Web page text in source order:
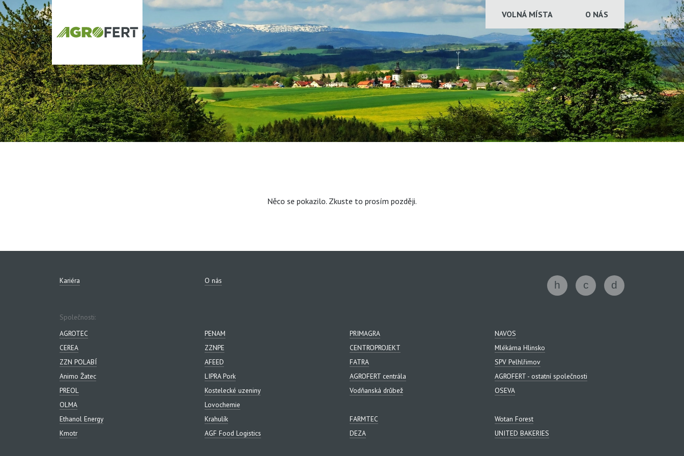
VOLNÁ MÍSTA O NÁS
Něco se pokazilo. Zkuste to prosím později.
Kariéra O nás
Společnosti:
AGROTEC
PENAM PRIMAGRA
NAVOS
CEREA
ZZNPE CENTROPROJEKT
Mlékárna Hlinsko
ZZN POLABÍ
AFEED FATRA
SPV Pelhlřimov
Animo Žatec
LIPRA Pork AGROFERT centrála
AGROFERT - ostatní společnosti
PREOL
Kostelecké uzeniny Vodňanská drůbež
OSEVA
OLMA
Lovochemie
Ethanol Energy
Krahulík FARMTEC
Wotan Forest
Kmotr
AGF Food Logistics DEZA UNITED BAKERIES